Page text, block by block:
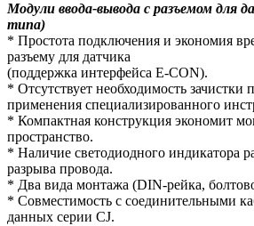
Модули ввода-вывода с разъемом для
типа)
* Простота подключения и экономия
разъему для датчика
(поддержка интерфейса E-CON).
* Отсутствует необходимость зачистки
применения специализированного
* Компактная конструкция экономит
пространство.
* Наличие светодиодного индикатора
разрыва провода.
* Два вида монтажа (DIN-рейка,
* Совместимость с соединительными
данных серии CJ.